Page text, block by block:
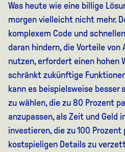
Was heute wie eine billige
morgen vielleicht nicht mehr.
komplexem Code und
daran hindern, die Vorteile von
nutzen, erfordert einen hohen
schränkt zukünftige
kann es beispielsweise besser
zu wählen, die zu 80 Prozent
anzupassen, als Zeit und Geld
investieren, die zu 100
kostspieligen Details zu